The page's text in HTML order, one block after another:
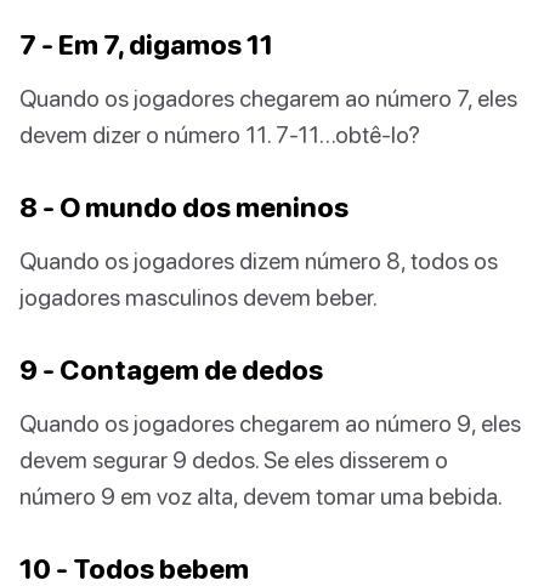
7 - Em 7, digamos 11
Quando os jogadores chegarem ao número 7, eles
devem dizer o número 11. 7-11…obtê-lo?
8 - O mundo dos meninos
Quando os jogadores dizem número 8, todos os
jogadores masculinos devem beber.
9 - Contagem de dedos
Quando os jogadores chegarem ao número 9, eles
devem segurar 9 dedos. Se eles disserem o
número 9 em voz alta, devem tomar uma bebida.
10 - Todos bebem